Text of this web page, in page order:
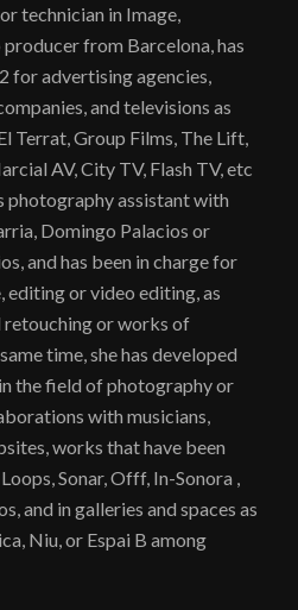
technician in Image,
from Barcelona, has
for advertising agencies,
and televisions as
Terrat, Group Films, The Lift,
AV, City TV, Flash TV, etc
photography assistant with
Domingo Palacios or
and has been in charge for
or video editing, as
or works of
time, she has developed
the field of photography or
with musicians,
works that have been
Sonar, Offf, In-Sonora ,
and in galleries and spaces as
Niu, or Espai B among